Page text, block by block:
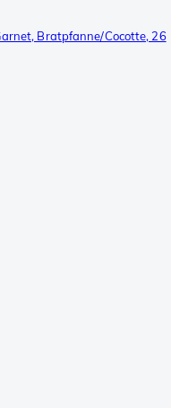
Bratpfanne/Cocotte, 26